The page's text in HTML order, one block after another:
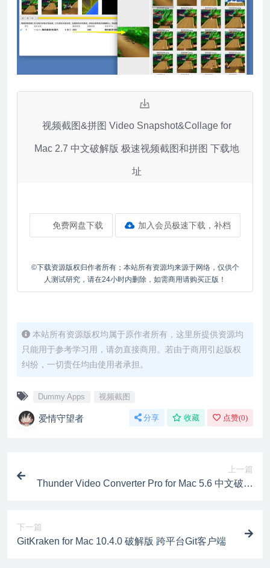
视频截图&拼图 Video Snapshot&Collage for
Mac 2.7 中文破解版 极速视频截图和拼图 下载地
址
免费网盘下载 加入会员极速下载，补档
©下载资源版权归作者所有；本站所有资源均来源于网络，仅供个
人测试研究，请在24小时内删除，如需商用请购买正版！
本站所有资源版权均属于原作者所有，这里所提供资源均
只能用于参考学习用，请勿直接商用。若由于商用引起版权
纠纷，一切责任均由使用者承担。
Dummy Apps 视频截图
爱情守望者 分享 收藏 点赞(0)
上一篇
Thunder Video Converter Pro for Mac 5.6 中文破解
下一篇
GitKraken for Mac 10.4.0 破解版 跨平台Git客户端